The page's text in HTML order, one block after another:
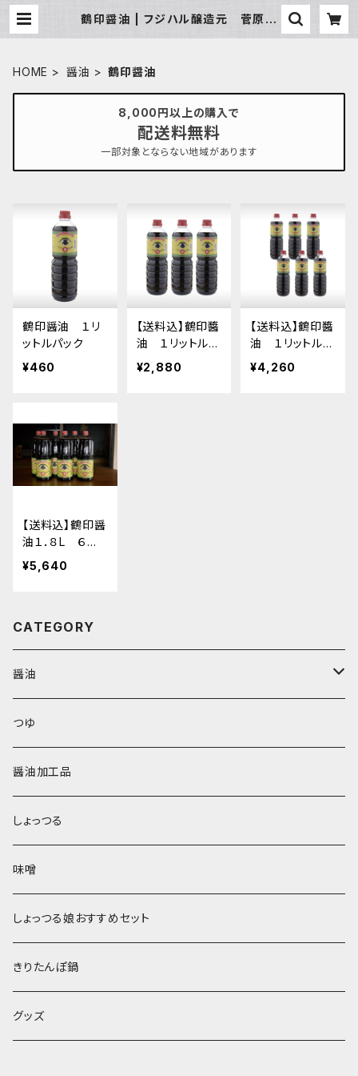
鶴印醤油 | フジハル醸造元 菅原春
HOME 醤油 鶴印醤油
8,000円以上の購入で
配送料無料
一部対象とならない地域があります
鶴印醤油 １リ
ットルパック
¥460
【送料込】鶴印醬
油 １リットルパ
ックが３本
¥2,880
【送料込】鶴印醬
油 １リットルパ
ックが６本
¥4,260
【送料込】鶴印醤
油１．８L ６本
箱
¥5,640
CATEGORY
醤油
鶴印醤油
本醸造醤油
つゆ
醤油加工品
しょっつる
味噌
しょっつる娘おすすめセット
きりたんぽ鍋
グッズ